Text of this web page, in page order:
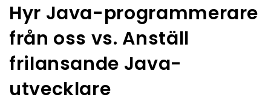
Hyr Java-programmerare
från oss vs. Anställ
frilansande Java-
utvecklare